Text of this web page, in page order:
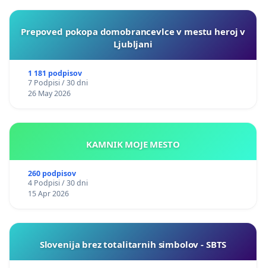
Prepoved pokopa domobrancevlce v mestu heroj v
Ljubljani
1 181 podpisov
7 Podpisi / 30 dni
26 May 2026
KAMNIK MOJE MESTO
260 podpisov
4 Podpisi / 30 dni
15 Apr 2026
Slovenija brez totalitarnih simbolov - SBTS